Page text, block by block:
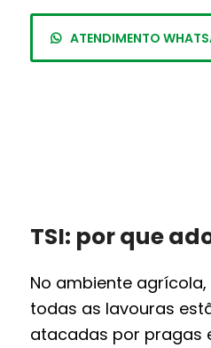
ATENDIMENTO
TSI: por que
No ambiente
todas as lavouras
atacadas por pragas